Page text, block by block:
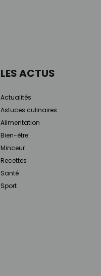
LES ACTUS
Actualités
Astuces culinaires
Alimentation
Bien-être
Minceur
Recettes
Santé
Sport